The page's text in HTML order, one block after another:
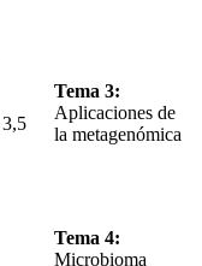
3,5
Tema 3:
Aplicaciones de
la metagenómica
Tema 4:
Microbioma